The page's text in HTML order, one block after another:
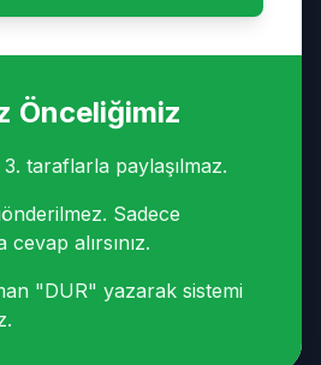
Önceliğimiz
taraflarla paylaşılmaz.
Sadece
alırsınız.
"DUR" yazarak sistemi